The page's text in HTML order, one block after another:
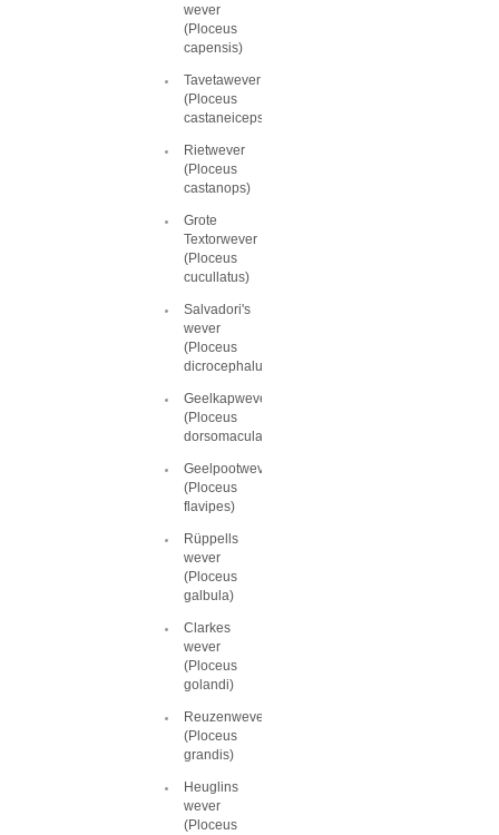
wever
(Ploceus
capensis)
Tavetawever
(Ploceus
castaneiceps)
Rietwever
(Ploceus
castanops)
Grote
Textorwever
(Ploceus
cucullatus)
Salvadori's
wever
(Ploceus
dicrocephalus)
Geelkapwever
(Ploceus
dorsomaculatus)
Geelpootwever
(Ploceus
flavipes)
Rüppells
wever
(Ploceus
galbula)
Clarkes
wever
(Ploceus
golandi)
Reuzenwever
(Ploceus
grandis)
Heuglins
wever
(Ploceus